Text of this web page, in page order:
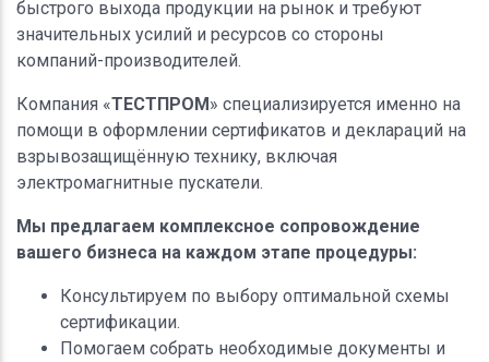
быстрого выхода продукции на рынок и требуют
значительных усилий и ресурсов со стороны
компаний-производителей.
Компания «ТЕСТПРОМ» специализируется именно на
помощи в оформлении сертификатов и деклараций на
взрывозащищённую технику, включая
электромагнитные пускатели.
Мы предлагаем комплексное сопровождение
вашего бизнеса на каждом этапе процедуры:
Консультируем по выбору оптимальной схемы
сертификации.
Помогаем собрать необходимые документы и